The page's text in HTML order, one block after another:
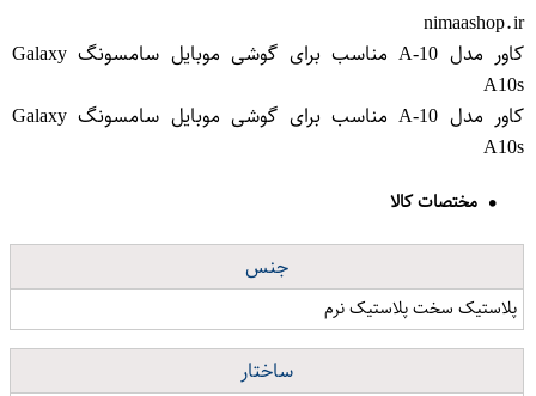
nimaashop.ir
کاور مدل A-10 مناسب برای گوشی موبایل سامسونگ Galaxy
A10s
کاور مدل A-10 مناسب برای گوشی موبایل سامسونگ Galaxy
A10s
مختصات کالا
جنس
پلاستیک سخت پلاستیک نرم
ساختار